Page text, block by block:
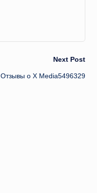
Next Post
Отзывы о X Media5496329